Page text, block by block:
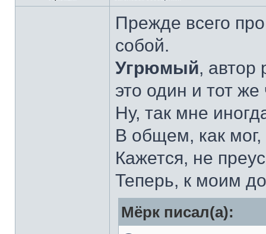
Прежде всего
собой.
Угрюмый, автор
это один и тот же
Ну, так мне
В общем, как мог,
Кажется, не
Теперь, к моим
Мёрк писал(а):